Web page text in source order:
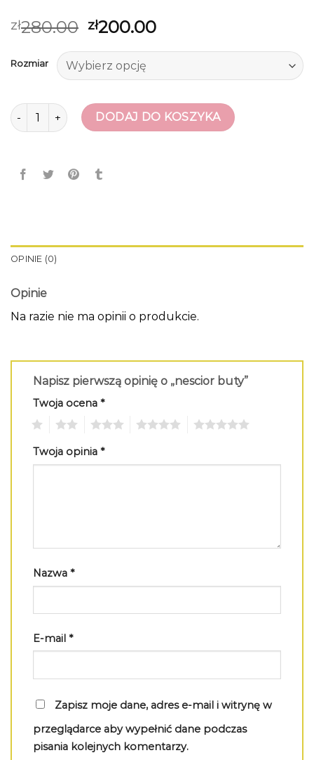
zł280.00 zł200.00
Rozmiar
ilość nescior butyDODAJ DO KOSZYKA
OPINIE (0)
Opinie
Na razie nie ma opinii o produkcie.
Napisz pierwszą opinię o „nescior buty”
Twoja ocena *
Twoja opinia *
Nazwa *
E-mail *
Zapisz moje dane, adres e-mail i witrynę w
przeglądarce aby wypełnić dane podczas
pisania kolejnych komentarzy.